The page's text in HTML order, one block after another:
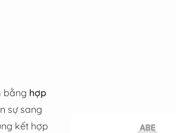
bằng hợp
sự sang
kết hợp